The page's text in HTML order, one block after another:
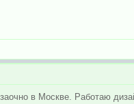
в Москве. Работаю